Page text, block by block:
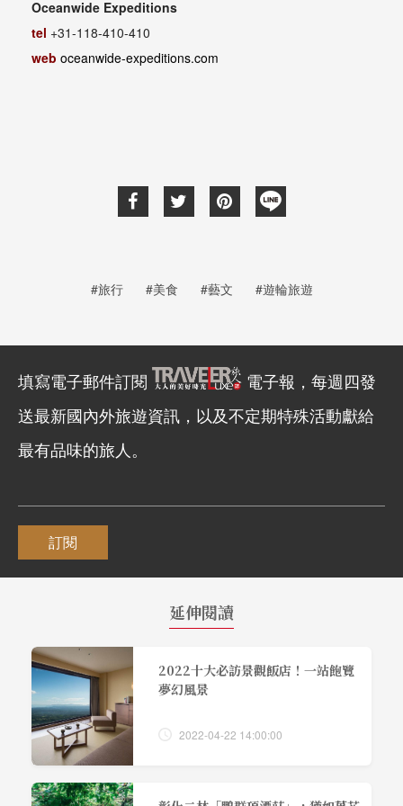
Oceanwide Expeditions
tel +31-118-410-410
web oceanwide-expeditions.com
#旅行 #美食 #藝文 #遊輪旅遊
填寫電子郵件訂閱
電子報，每週四發
送最新國內外旅遊資訊，以及不定期特殊活動獻給
最有品味的旅人。
訂閱
延伸閱讀
2022十大必訪景觀飯店！一站飽覽
夢幻風景
2022-04-22 14:00:00